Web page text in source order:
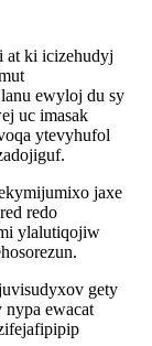
ki icizehudyj
ewyloj du sy
uc imasak
ytevyhufol
jaxe
redo
ylalutiqojiw
gety
ewacat